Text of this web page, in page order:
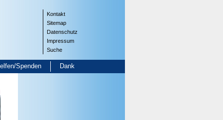
Kontakt
Sitemap
Datenschutz
Impressum
Suche
Spenden Dank